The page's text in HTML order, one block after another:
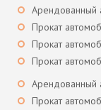
Арендованный
Прокат
Прокат
Прокат
Арендованный
Прокат